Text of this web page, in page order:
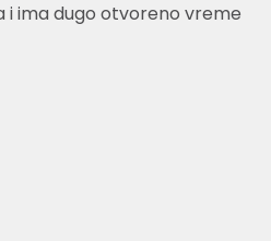
i ima dugo otvoreno vreme